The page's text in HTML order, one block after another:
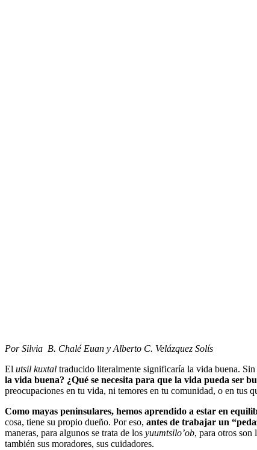
Por Silvia B. Chalé Euan y Alberto C. Velázquez Solís
El utsil kuxtal traducido literalmente significaría la vida buena.
la vida buena? ¿Qué se necesita para que la vida pueda ser
preocupaciones en tu vida, ni temores en tu comunidad, o en tus
Como mayas peninsulares, hemos aprendido a estar en
cosa, tiene su propio dueño. Por eso, antes de trabajar un
maneras, para algunos se trata de los yuumtsilo’ob, para otros son
también sus moradores, sus cuidadores.